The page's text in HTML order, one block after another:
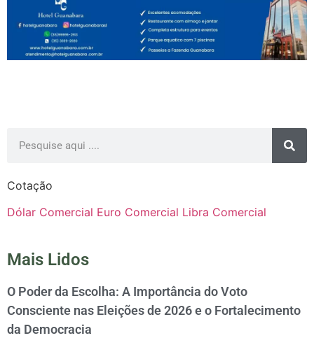
Cotação
Dólar Comercial Euro Comercial Libra Comercial
Mais Lidos
O Poder da Escolha: A Importância do Voto
Consciente nas Eleições de 2026 e o Fortalecimento
da Democracia